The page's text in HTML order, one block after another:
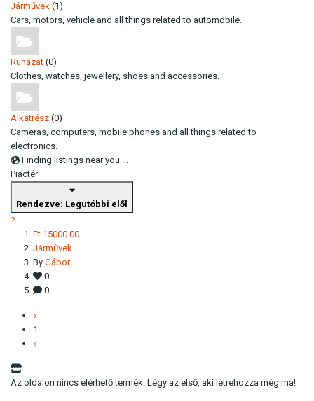
Járművek (1)
Cars, motors, vehicle and all things related to automobile.
Ruházat (0)
Clothes, watches, jewellery, shoes and accessories.
Alkatrész (0)
Cameras, computers, mobile phones and all things related to
electronics.
Finding listings near you ...
Piactér
Rendezve: Legutóbbi elől
?
Ft 15000.00
Járművek
By Gábor
0
0
«
1
»
Az oldalon nincs elérhető termék. Légy az első, aki létrehozza még ma!